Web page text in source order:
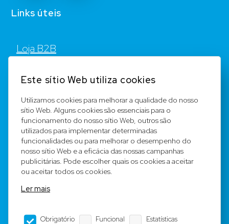
Links úteis
Loja B2B
Registar
Equipa
Notícia legal
Este sítio Web utiliza cookies
Utilizamos cookies para melhorar a qualidade do nosso
sítio Web. Alguns cookies são essenciais para o
funcionamento do nosso sítio Web, outros são
utilizados para implementar determinadas
funcionalidades ou para melhorar o desempenho do
nosso sítio Web e a eficácia das nossas campanhas
publicitárias. Pode escolher quais os cookies a aceitar
ou aceitar todos os cookies.
Ler mais
Obrigatório Funcional Estatísticas